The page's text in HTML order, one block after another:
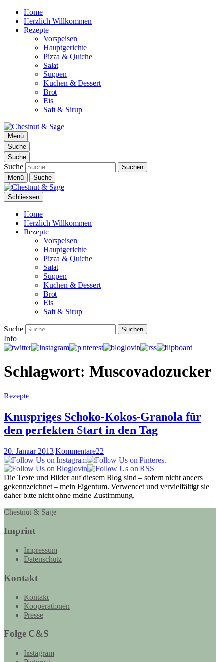
Home
Herzlich Willkommen
Rezepte
Vorspeisen
Hauptgerichte
Pizza & Quiche
Salat
Suppen
Kuchen & Dessert
Brot
Eis
Saft & Sirup
Chestnut & Sage
Foodblog | essen. trinken. genießen.
Menü
Suche
Suche
Suche
Menü Suche
Schliessen
Home
Herzlich Willkommen
Rezepte
Vorspeisen
Hauptgerichte
Pizza & Quiche
Salat
Suppen
Kuchen & Dessert
Brot
Eis
Saft & Sirup
Suche
Info
Schlagwort: Muscovadozucker
Rezepte
Knuspriges Schoko-Kokos-Granola für
den perfekten Start in den Tag
20. Januar 2013 Kommentare22
Die Texte und Bilder auf diesem Blog sind – sofern nicht anders
gekennzeichnet – mein Eigentum. Verwendet und vervielfältigt sie
daher bitte nicht ohne meine Zustimmung.
Chestnut & Sage
Imprint
Impressum
Datenschutz
Kontakt
Kontakt
Kooperationen
Presse
Folge C&S
Instagram